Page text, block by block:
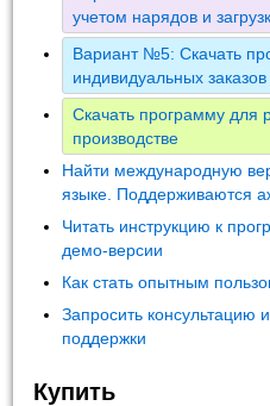
учетом нарядов и
Вариант №5: Скачать
индивидуальных
Скачать программу для
производстве
Найти международную
языке. Поддерживаются
Читать инструкцию к
демо-версии
Как стать опытным
Запросить консультацию
поддержки
Купить